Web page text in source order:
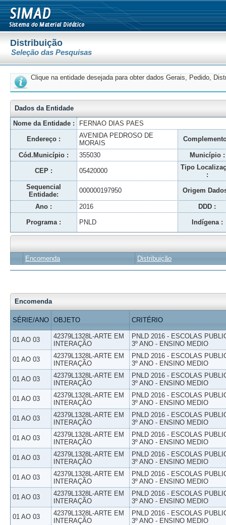
Distribuição
Seleção das Pesquisas
Clique na entidade desejada para obter dados Gerais, Pedido,
Dados da Entidade
Nome da Entidade :
FERNAO DIAS PAES
Endereço :
AVENIDA PEDROSO DE
MORAIS
Cód.Município : 355030 Município :
CEP : 05420000
Tipo
:
Sequencial
Entidade:
000000197950 Origem
Ano : 2016 DDD :
Programa : PNLD Indígena :
Encomenda Distribuição
Encomenda
SÉRIE/ANO OBJETO CRITÉRIO
01 AO 03
42379L1328L-ARTE EM
INTERAÇÃO
PNLD 2016 - ESCOLAS
3º ANO - ENSINO MEDIO
01 AO 03
42379L1328L-ARTE EM
INTERAÇÃO
PNLD 2016 - ESCOLAS
3º ANO - ENSINO MEDIO
01 AO 03
42379L1328L-ARTE EM
INTERAÇÃO
PNLD 2016 - ESCOLAS
3º ANO - ENSINO MEDIO
01 AO 03
42379L1328L-ARTE EM
INTERAÇÃO
PNLD 2016 - ESCOLAS
3º ANO - ENSINO MEDIO
01 AO 03
42379L1328L-ARTE EM
INTERAÇÃO
PNLD 2016 - ESCOLAS
3º ANO - ENSINO MEDIO
01 AO 03
42379L1328L-ARTE EM
INTERAÇÃO
PNLD 2016 - ESCOLAS
3º ANO - ENSINO MEDIO
01 AO 03
42379L1328L-ARTE EM
INTERAÇÃO
PNLD 2016 - ESCOLAS
3º ANO - ENSINO MEDIO
01 AO 03
42379L1328L-ARTE EM
INTERAÇÃO
PNLD 2016 - ESCOLAS
3º ANO - ENSINO MEDIO
01 AO 03
42379L1328L-ARTE EM
INTERAÇÃO
PNLD 2016 - ESCOLAS
3º ANO - ENSINO MEDIO
01 AO 03
42379L1328L-ARTE EM
INTERAÇÃO
PNLD 2016 - ESCOLAS
3º ANO - ENSINO MEDIO